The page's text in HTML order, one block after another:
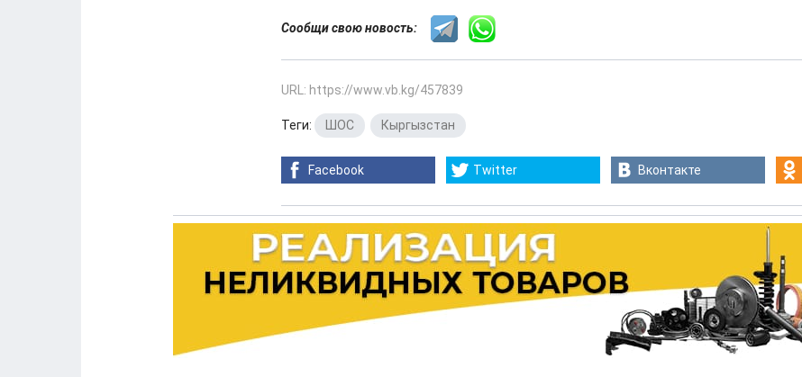
Сообщи свою новость:
URL: https://www.vb.kg/457839
Теги: ШОС Кыргызстан
Facebook Twitter Вконтакте